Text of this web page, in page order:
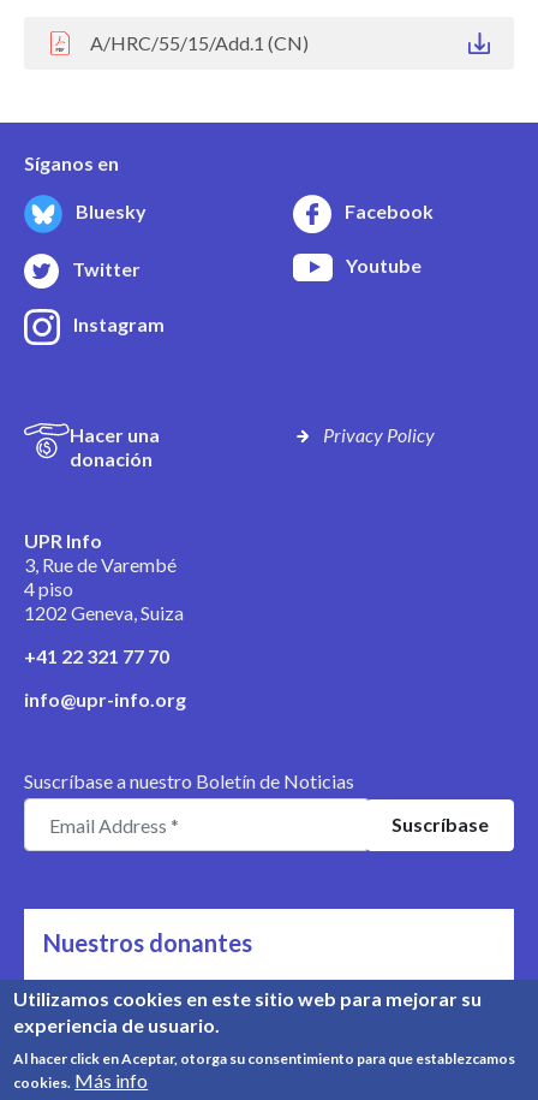
A/HRC/55/15/Add.1 (CN)
Síganos en
Bluesky Facebook
Twitter Youtube
Instagram
Hacer una
donación
Privacy Policy
UPR Info
3, Rue de Varembé
4 piso
1202 Geneva, Suiza
+41 22 321 77 70
info@upr-info.org
Suscríbase a nuestro Boletín de Noticias
Nuestros donantes
Nos apoyan
Conozca nuestros donantes
Utilizamos cookies en este sitio web para mejorar su
experiencia de usuario.
Al hacer click en Aceptar, otorga su consentimiento para que establezcamos
cookies. Más info